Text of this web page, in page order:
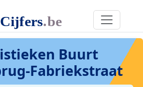
Buurt
Fabriekstraat